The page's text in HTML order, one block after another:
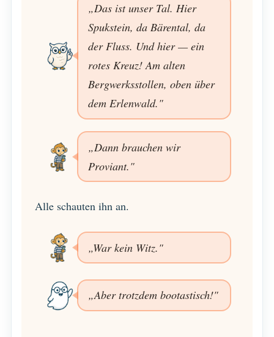
„Das ist unser Tal. Hier
Spukstein, da Bärental, da
der Fluss. Und hier — ein
rotes Kreuz! Am alten
Bergwerksstollen, oben über
dem Erlenwald."
„Dann brauchen wir
Proviant."
Alle schauten ihn an.
„War kein Witz."
„Aber trotzdem bootastisch!"